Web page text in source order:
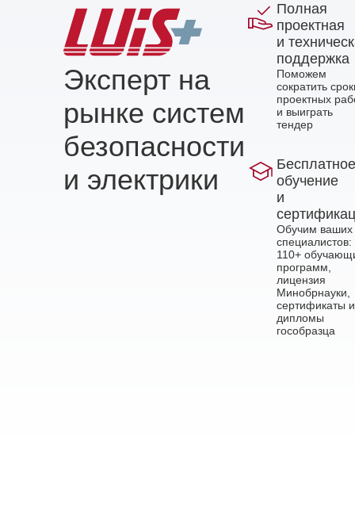
Эксперт на
рынке систем
безопасности
и электрики
Полная
проектная
и
поддержка
Поможем
сократить
проектных
и выиграть
тендер
Бесплатное
обучение
и
Обучим ваших
специалистов:
110+
программ,
лицензия
Минобрнауки,
сертификаты и
дипломы
гособразца